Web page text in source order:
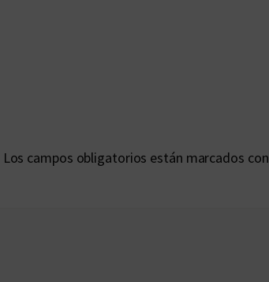
Los campos obligatorios están marcados con